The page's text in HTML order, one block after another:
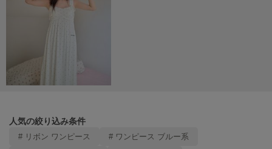
ツルバイマリコオイカワ
アグ
アンダーソン アンダーソン
人気の絞り込み条件
# リボン ワンピース # ワンピース ブルー系